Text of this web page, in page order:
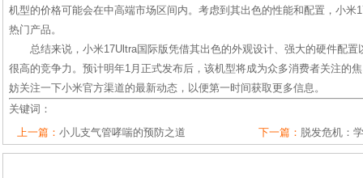
机型的价格可能会在中高端市场区间内。考虑到其出色的性能和配置，小米
热门产品。
总结来说，小米17Ultra国际版凭借其出色的外观设计、强大的硬件配
很高的竞争力。预计明年1月正式发布后，该机型将成为众多消费者关注的
妨关注一下小米官方渠道的最新动态，以便第一时间获取更多信息。
关键词：
上一篇： 小儿支气管哮喘的预防之道 下一篇： 脱发危机：